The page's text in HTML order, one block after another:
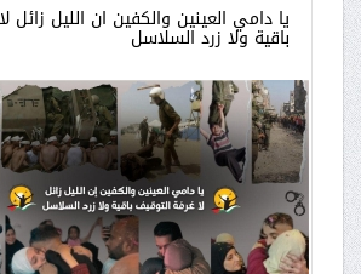
يا دامي العينين والكفين ان الليل زائل
باقية ولا زرد السلاسل